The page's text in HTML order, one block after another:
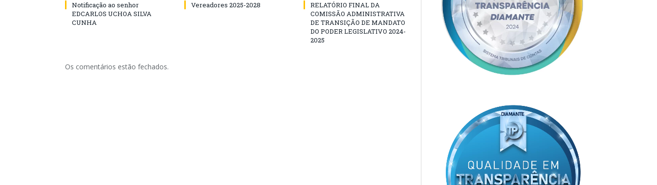
Notificação ao senhor
EDCARLOS UCHOA SILVA
CUNHA
Vereadores 2025-2028
RELATÓRIO FINAL DA
COMISSÃO ADMINISTRATIVA
DE TRANSIÇÃO DE MANDATO
DO PODER LEGISLATIVO 2024-
2025
Os comentários estão fechados.